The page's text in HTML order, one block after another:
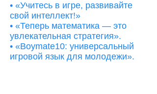
• «Учитесь в игре, развивайте
свой интеллект!»
• «Теперь математика — это
увлекательная стратегия».
• «Boymate10: универсальный
игровой язык для молодежи».